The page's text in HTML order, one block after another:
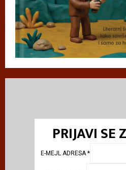
PRIJAVI SE
E-MEJL ADRESA*